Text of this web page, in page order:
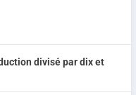
divisé par dix et